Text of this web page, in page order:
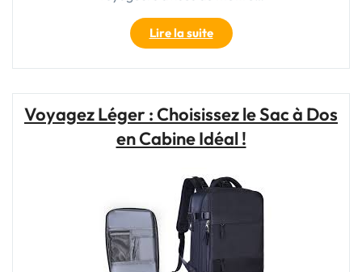
Lire la suite"Profitez
des
Soldes
Valises
Cabine
Voyager
Léger
Économiser"
Voyagez Léger : Choisissez le Sac à Dos
en Cabine Idéal !